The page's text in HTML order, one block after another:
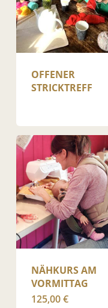
OFFENER
STRICKTREFF
NÄHKURS AM
VORMITTAG
125,00€